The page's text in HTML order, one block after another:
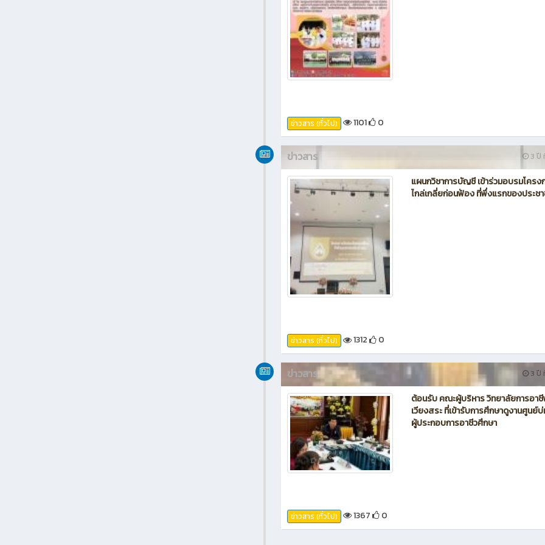
ข่าวสาร (ทั่วไป) 1101 0
3 ปี
ข่าวสาร
แผนกวิชาการบัญชี เข้าร่วมอบรมโครง
ไกล่เกลี่ยก่อนฟ้อง ที่พึ่งแรกของประช
ข่าวสาร (ทั่วไป) 1312 0
3 ปี
ข่าวสาร
ต้อนรับ คณะผู้บริหาร วิทยาลัยการอา
เวียงสระ ที่เข้ารับการศึกษาดูงานศูนย์บ่
ผู้ประกอบการอาชีวศึกษา
ข่าวสาร (ทั่วไป) 1367 0